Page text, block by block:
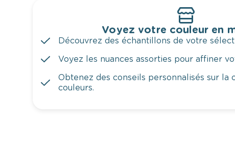
Voyez votre couleur en
Découvrez des échantillons de votre
Voyez les nuances assorties pour affiner
Obtenez des conseils personnalisés sur la
couleurs.